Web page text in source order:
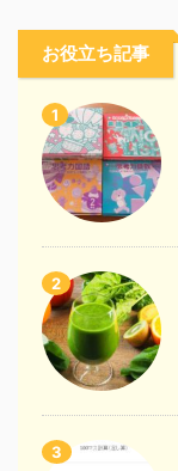
お役立ち記事
1
2
3